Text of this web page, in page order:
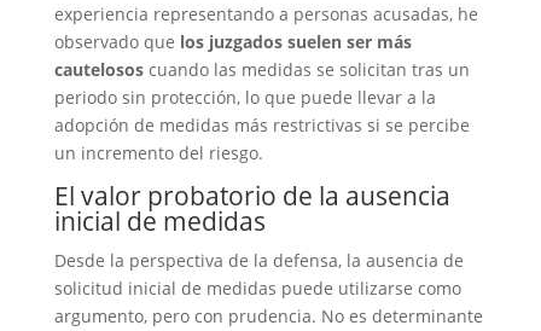
experiencia representando a personas acusadas, he
observado que los juzgados suelen ser más
cautelososcuando las medidas se solicitan tras un
periodo sin protección, lo que puede llevar a la
adopción de medidas más restrictivas si se percibe
un incremento del riesgo.
El valor probatorio de la ausencia
inicial de medidas
Desde la perspectiva de la defensa, la ausencia de
solicitud inicial de medidas puede utilizarse como
argumento, pero con prudencia. No es determinante